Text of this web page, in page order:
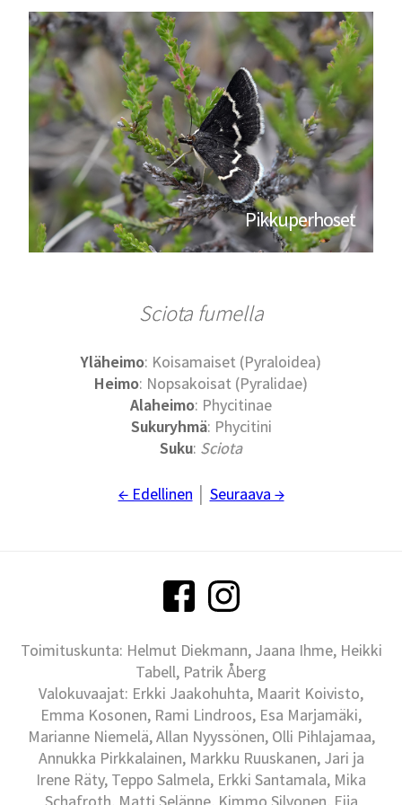
Pikkuperhoset
Sciota fumella
Yläheimo: Koisamaiset (Pyraloidea)
Heimo: Nopsakoisat (Pyralidae)
Alaheimo: Phycitinae
Sukuryhmä: Phycitini
Suku: Sciota
← Edellinen Seuraava →
Toimituskunta: Helmut Diekmann, Jaana Ihme, Heikki
Tabell, Patrik Åberg
Valokuvaajat: Erkki Jaakohuhta, Maarit Koivisto,
Emma Kosonen, Rami Lindroos, Esa Marjamäki,
Marianne Niemelä, Allan Nyyssönen, Olli Pihlajamaa,
Annukka Pirkkalainen, Markku Ruuskanen, Jari ja
Irene Räty, Teppo Salmela, Erkki Santamala, Mika